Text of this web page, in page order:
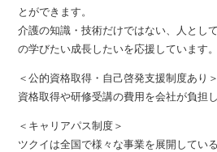
とができます。
介護の知識・技術だけではない、人とし
の学びたい成長したいを応援しています。
＜公的資格取得・自己啓発支援制度あり＞
資格取得や研修受講の費用を会社が負担
＜キャリアパス制度＞
ツクイは全国で様々な事業を展開してい